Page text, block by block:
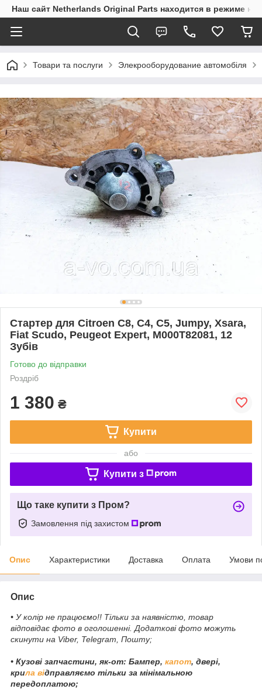
Наш сайт Netherlands Original Parts находится в режиме
Товари та послуги Элекрооборудование автомобіля
Стартер для Citroen C8, C4, C5, Jumpy, Xsara,
Fiat Scudo, Peugeot Expert, M000T82081, 12
Зубів
Готово до відправки
Роздріб
1 380 ₴
Купити
або
Купити з
Що таке купити з Пром?
Замовлення під захистом
Опис Характеристики Доставка Оплата Умови
Опис
• У колір не працюємо!! Тільки за наявністю, товар
відповідає фото в оголошенні. Додаткові фото можуть
скинути на Viber, Telegram, Пошту;
• Кузові запчастини, як-от: Бампер, капот, двері,
крила відправляємо тільки за мінімальною
передоплатою;